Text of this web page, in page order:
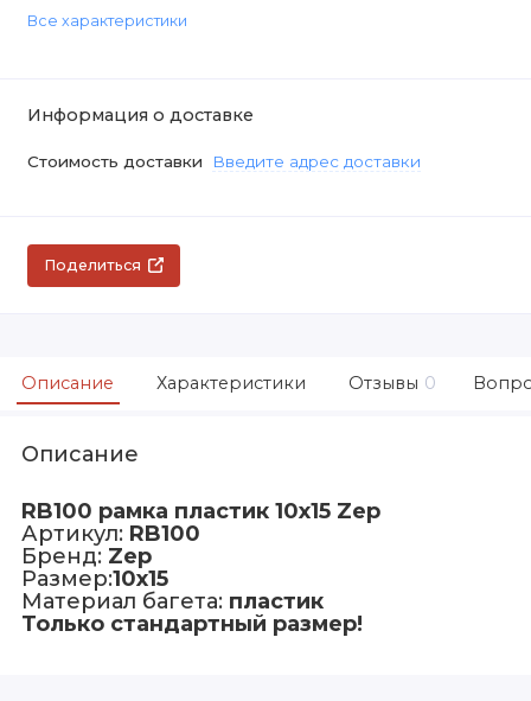
Все характеристики
Информация о доставке
Стоимость доставки Введите адрес доставки
Поделиться
Описание Характеристики Отзывы 0
Описание
RB100 рамка пластик 10х15 Zep
Артикул: RB100
Бренд: Zep
Размер:10х15
Материал багета: пластик
Только стандартный размер!